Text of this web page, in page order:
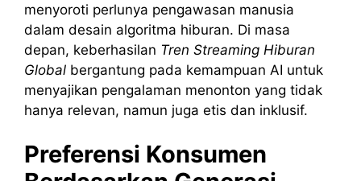
menyoroti perlunya pengawasan manusia
dalam desain algoritma hiburan. Di masa
depan, keberhasilan Tren Streaming Hiburan
Global bergantung pada kemampuan AI untuk
menyajikan pengalaman menonton yang tidak
hanya relevan, namun juga etis dan inklusif.
Preferensi Konsumen